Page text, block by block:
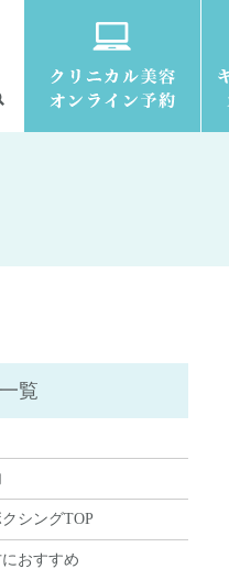
シングTOP
おすすめ